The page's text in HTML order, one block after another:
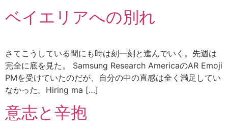
ベイエリアへの別れ
さてこうしている間にも時は刻一刻と進んでいく。先週は
完全に底を見た。 Samsung Research AmericaのAR Emoji
PMを受けていたのだが、自分の中の直感は全く満足してい
なかった。Hiring ma […]
意志と辛抱